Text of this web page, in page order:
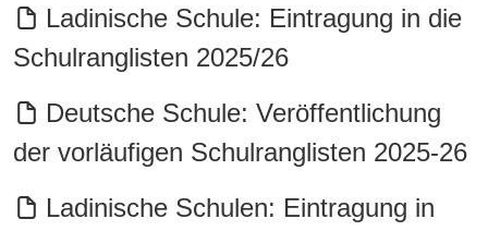
Ladinische Schule: Eintragung in die
Schulranglisten 2025/26
Deutsche Schule: Veröffentlichung
der vorläufigen Schulranglisten 2025-26
Ladinische Schulen: Eintragung in